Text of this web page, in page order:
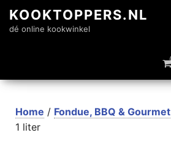
KOOKTOPPERS.NL
dé online kookwinkel
Home / Fondue, BBQ & Gourmet
1 liter